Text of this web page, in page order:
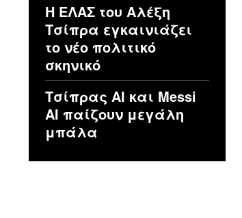
Ιστοσελίδα:Η ΕΛΑΣ του Αλέξη
Τσίπρα εγκαινιάζει
το νέο πολιτικό
σκηνικό
Τσίπρας ΑΙ και Messi
AI παίζουν μεγάλη
μπάλα